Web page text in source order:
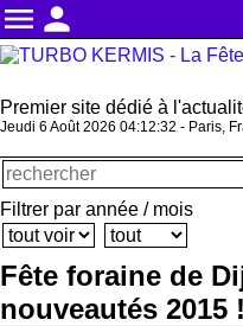
menu person
Premier site dédié à
Jeudi 6 Août 2026 04:12:32 - Paris,
Filtrer par année / mois
Fête foraine de
nouveautés 2015 !